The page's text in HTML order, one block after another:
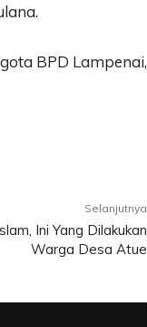
BPD Lampenai,
Selanjutnya
Ini Yang Dilakukan
Warga Desa Atue